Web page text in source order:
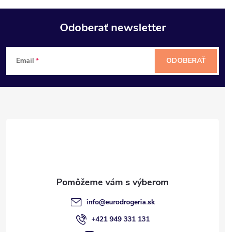
Z
á
Odoberať newsletter
Email ODOBERAŤ
info@eurodrogeria.sk
+421 949 331 131